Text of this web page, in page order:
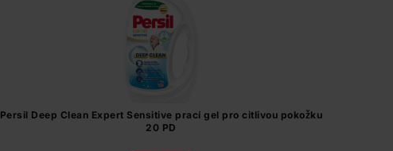
Persil Deep Clean Expert Sensitive prací gel pro citlivou pokožku
20 PD